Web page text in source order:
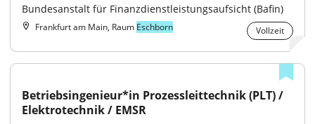
Bundesanstalt für Finanzdienstleistungsaufsicht (Bafin)
Frankfurt am Main, Raum Eschborn Vollzeit
Betriebsingenieur*in Prozessleittechnik (PLT) /
Elektrotechnik / EMSR